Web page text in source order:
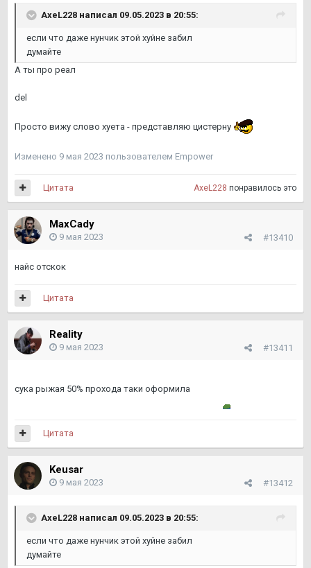
AxeL228 написал 09.05.2023 в 20:55:
если что даже нунчик этой хуйне забил
думайте
А ты про реал
del
Просто вижу слово хуета - представляю цистерну
Изменено 9 мая 2023 пользователем Empower
AxeL228 понравилось это
Цитата
MaxCady
#13410
9 мая 2023
найс отскок
Цитата
Reality
#13411
9 мая 2023
сука рыжая 50% прохода таки оформила
Цитата
Keusar
#13412
9 мая 2023
AxeL228 написал 09.05.2023 в 20:55:
если что даже нунчик этой хуйне забил
думайте